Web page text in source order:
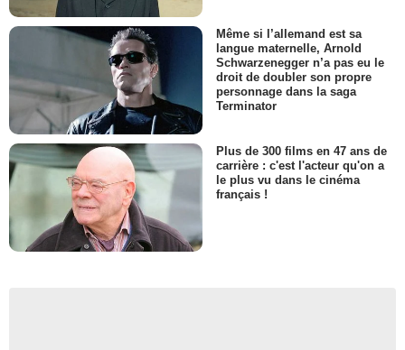
Même si l’allemand est sa
langue maternelle, Arnold
Schwarzenegger n’a pas eu le
droit de doubler son propre
personnage dans la saga
Terminator
Plus de 300 films en 47 ans de
carrière : c'est l'acteur qu'on a
le plus vu dans le cinéma
français !